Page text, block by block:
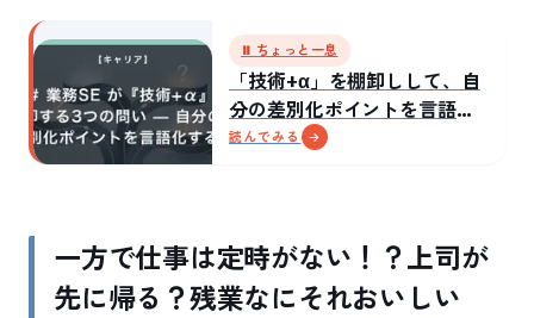
⏸ ちょっと一息
「技術+α」を棚卸しして、自
分の差別化ポイントを言語化
した話
読んでみる
一方で仕事は定時がない！？上司が
先に帰る？残業なにそれおいしい